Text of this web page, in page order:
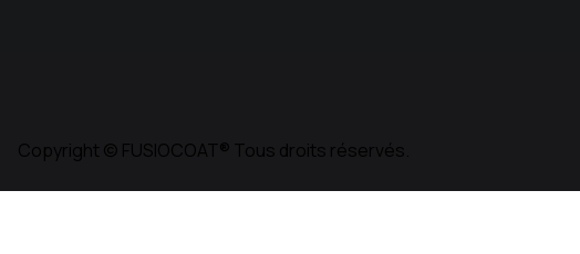
Copyright © FUSIOCOAT® Tous droits réservés.